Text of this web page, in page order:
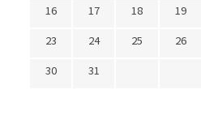
16
17 18 19
23
24 25 26
30
31